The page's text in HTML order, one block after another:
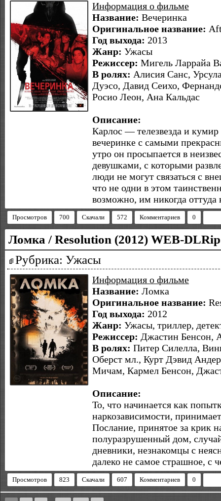
Информация о фильме
Название: Вечеринка
Оригинальное название:
Год выхода: 2013
Жанр: Ужасы
Режиссер: Мигель Ларрайа
В ролях: Алисия Санс,
Дуэсо, Давид Сеихо,
Росио Леон, Ана Кальдас
Описание:
Карлос — телезвезда и
вечеринке с самыми
утро он просыпается в
девушками, с которыми
люди не могут связаться с
что не одни в этом
возможно, им никогда оттуда
Просмотров 700 Скачали 572 Комментариев 0
Ломка / Resolution (2012) WEB-DLRip
Рубрика: Ужасы
Информация о фильме
Название: Ломка
Оригинальное название:
Год выхода: 2012
Жанр: Ужасы, триллер,
Режиссер: Джастин Бенсон,
В ролях: Питер Силелла,
Оберст мл., Курт Дэвид
Мичам, Кармел Бенсон,
Описание:
То, что начинается как
наркозависимости,
Послание, принятое за крик
полуразрушенный дом,
дневники, незнакомцы с
далеко не самое страшное, с
Просмотров 823 Скачали 607 Комментариев 0